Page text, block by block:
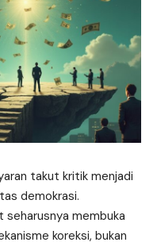
takut kritik menjadi
demokrasi.
seharusnya membuka
koreksi, bukan